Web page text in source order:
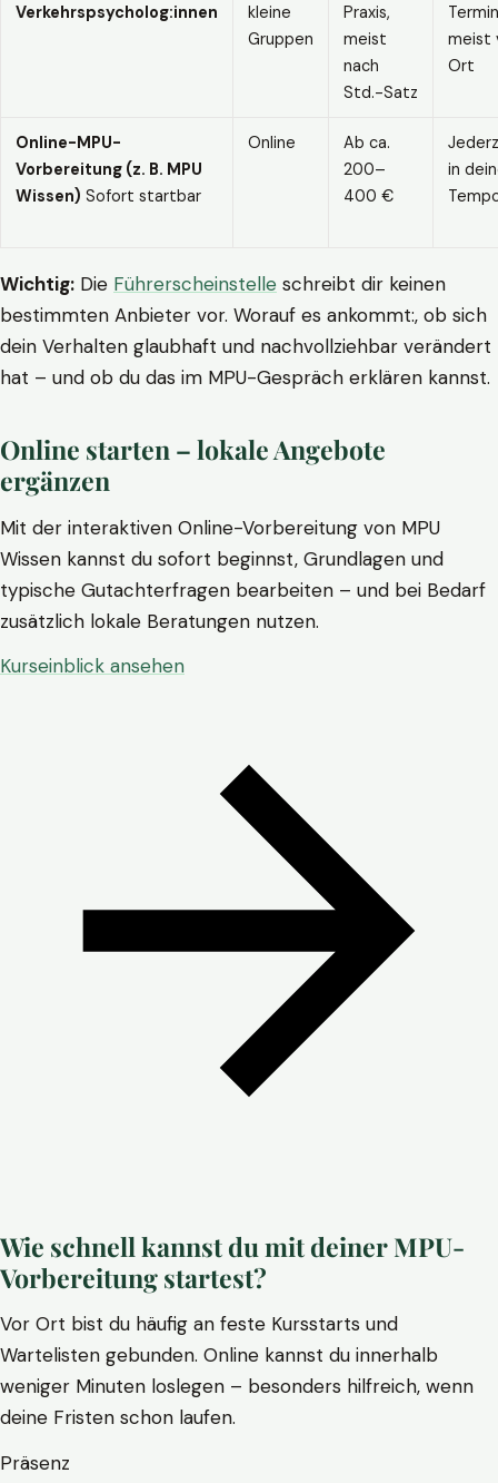
Verkehrspsycholog:innen
kleine
Gruppen
Praxis,
meist
nach
Std.-Satz
meist
Ort
Online-MPU-
Vorbereitung (z. B. MPU
Wissen) Sofort startbar
Online
Ab ca.
200–
400 €
in
Wichtig: Die Führerscheinstelle schreibt dir keinen
bestimmten Anbieter vor. Worauf es ankommt:, ob sich
dein Verhalten glaubhaft und nachvollziehbar verändert
hat – und ob du das im MPU-Gespräch erklären kannst.
Online starten – lokale Angebote
ergänzen
Mit der interaktiven Online-Vorbereitung von MPU
Wissen kannst du sofort beginnst, Grundlagen und
typische Gutachterfragen bearbeiten – und bei Bedarf
zusätzlich lokale Beratungen nutzen.
Kurseinblick ansehen
Wie schnell kannst du mit deiner MPU-
Vorbereitung startest?
Vor Ort bist du häufig an feste Kursstarts und
Wartelisten gebunden. Online kannst du innerhalb
weniger Minuten loslegen – besonders hilfreich, wenn
deine Fristen schon laufen.
Präsenz